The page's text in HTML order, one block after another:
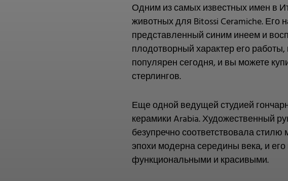
Одним из самых известных имен в
животных для Bitossi Ceramiche. Его
представленный синим инеем и
плодотворный характер его
популярен сегодня, и вы можете
стерлингов.
Еще одной ведущей студией
керамики Arabia. Художественный
безупречно соответствовала
эпохи модерна середины века, и
функциональными и красивыми.